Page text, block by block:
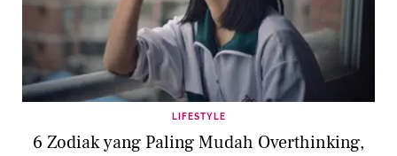
LIFESTYLE
6 Zodiak yang Paling Mudah Overthinking,